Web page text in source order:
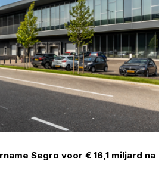
Segro voor € 16,1 miljard na